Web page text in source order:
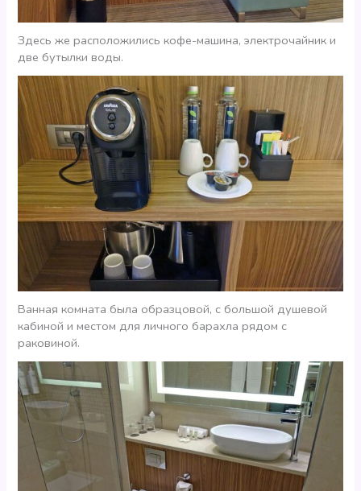
Здесь же расположились кофе-машина, электрочайник и
две бутылки воды.
Ванная комната была образцовой, с большой душевой
кабиной и местом для личного барахла рядом с
раковиной.